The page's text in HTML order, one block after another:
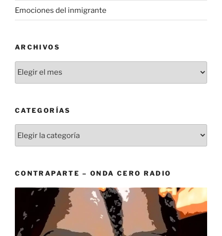
Emociones del inmigrante
ARCHIVOS
CATEGORÍAS
CONTRAPARTE – ONDA CERO RADIO